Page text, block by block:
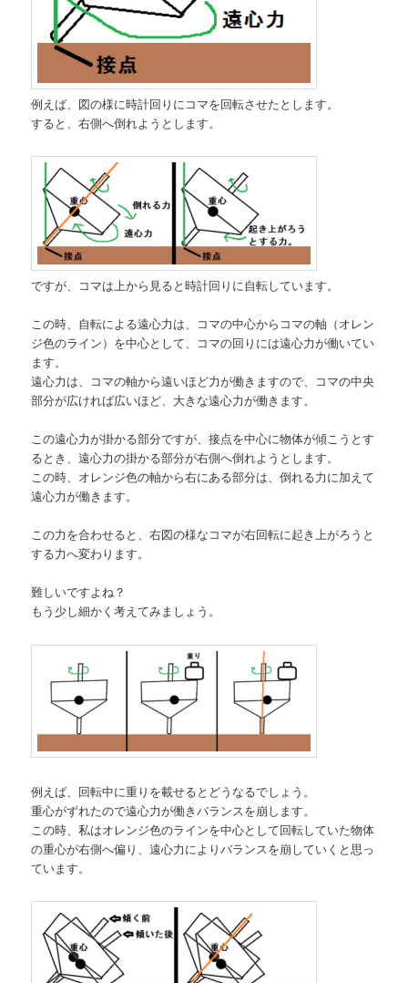
例えば、図の様に時計回りにコマを回転させたとします。
すると、右側へ倒れようとします。
ですが、コマは上から見ると時計回りに自転しています。
この時、自転による遠心力は、コマの中心からコマの軸（オレン
ジ色のライン）を中心として、コマの回りには遠心力が働いてい
ます。
遠心力は、コマの軸から遠いほど力が働きますので、コマの中央
部分が広ければ広いほど、大きな遠心力が働きます。
この遠心力が掛かる部分ですが、接点を中心に物体が傾こうとす
るとき、遠心力の掛かる部分が右側へ倒れようとします。
この時、オレンジ色の軸から右にある部分は、倒れる力に加えて
遠心力が働きます。
この力を合わせると、右図の様なコマが右回転に起き上がろうと
する力へ変わります。
難しいですよね？
もう少し細かく考えてみましょう。
例えば、回転中に重りを載せるとどうなるでしょう。
重心がずれたので遠心力が働きバランスを崩します。
この時、私はオレンジ色のラインを中心として回転していた物体
の重心が右側へ偏り、遠心力によりバランスを崩していくと思っ
ています。